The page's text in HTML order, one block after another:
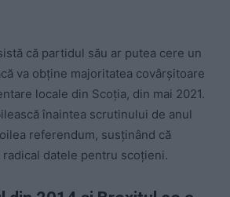
că partidul său ar putea cere un
va obține majoritatea covârșitoare
locale din Scoția, din mai 2021.
înaintea scrutinului de anul
referendum, susținând că
datele pentru scoțieni.